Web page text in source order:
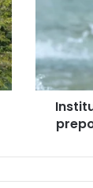
t
u
t
z
v